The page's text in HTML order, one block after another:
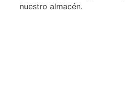
nuestro almacén.